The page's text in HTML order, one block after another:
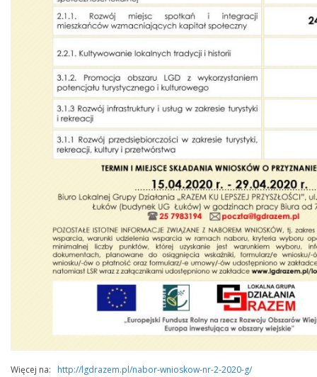
Więcej na: http://lgdrazem.pl/nabor-wnioskow-nr-2-2020-g/